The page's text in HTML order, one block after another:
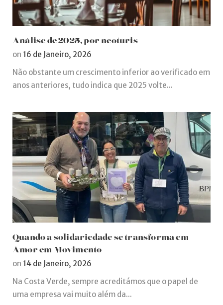
Análise de 2025, por neoturis
on 16 de Janeiro, 2026
Não obstante um crescimento inferior ao verificado em
anos anteriores, tudo indica que 2025 volte...
Quando a solidariedade se transforma em
Amor em Movimento
on 14 de Janeiro, 2026
Na Costa Verde, sempre acreditámos que o papel de
uma empresa vai muito além da...